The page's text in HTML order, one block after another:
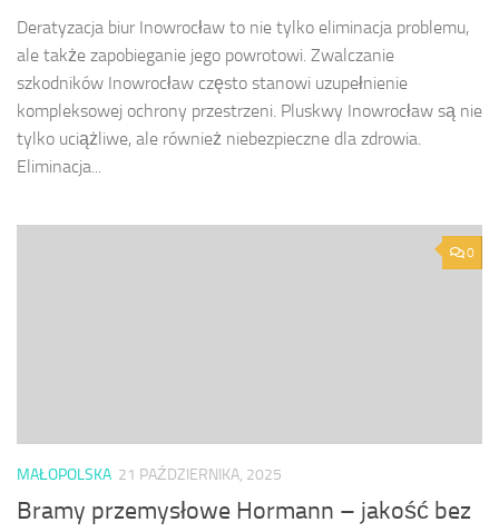
Deratyzacja biur Inowrocław to nie tylko eliminacja problemu,
ale także zapobieganie jego powrotowi. Zwalczanie
szkodników Inowrocław często stanowi uzupełnienie
kompleksowej ochrony przestrzeni. Pluskwy Inowrocław są nie
tylko uciążliwe, ale również niebezpieczne dla zdrowia.
Eliminacja...
0
MAŁOPOLSKA 21 PAŹDZIERNIKA, 2025
Bramy przemysłowe Hormann – jakość bez